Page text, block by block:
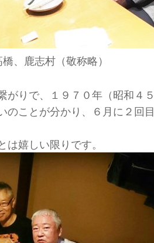
、鹿志村（敬称略）
がりで、１９７０年（昭和４
ことが分かり、６月に２回
嬉しい限りです。